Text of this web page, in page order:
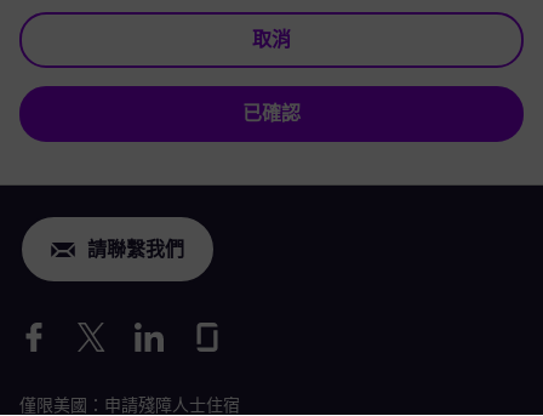
取消
已確認
請聯繫我們
僅限美國：申請殘障人士住宿